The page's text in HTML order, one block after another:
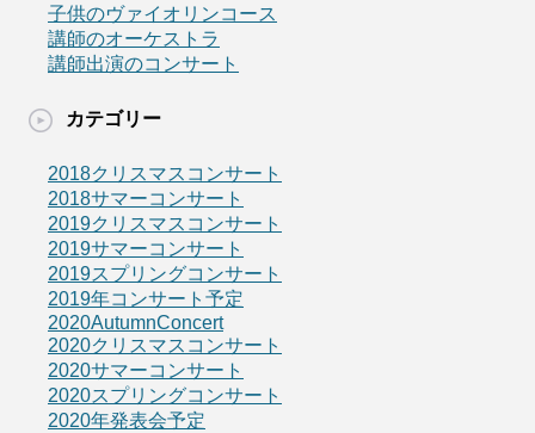
子供のヴァイオリンコース
講師のオーケストラ
講師出演のコンサート
カテゴリー
2018クリスマスコンサート
2018サマーコンサート
2019クリスマスコンサート
2019サマーコンサート
2019スプリングコンサート
2019年コンサート予定
2020AutumnConcert
2020クリスマスコンサート
2020サマーコンサート
2020スプリングコンサート
2020年発表会予定